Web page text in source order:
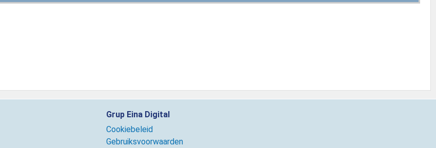
Grup Eina Digital
Cookiebeleid
Gebruiksvoorwaarden